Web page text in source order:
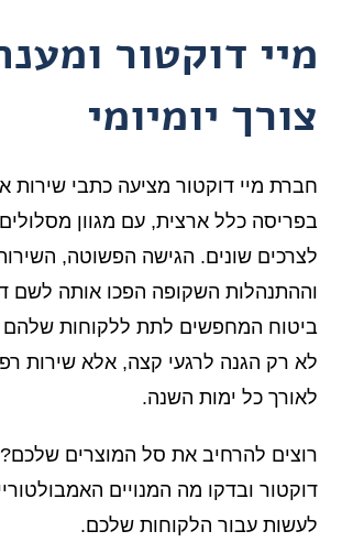
מיי דוקטור
צורך יומיומי
חברת מיי דוקטור מציעה כתבי שירות
בפריסה כלל ארצית, עם מגוון
לצרכים שונים. הגישה הפשוטה,
וההתנהלות השקופה הפכו אותה לשם
ביטוח המחפשים לתת ללקוחות שלהם
לא רק הגנה לרגעי קצה, אלא שירות
לאורך כל ימות השנה.
רוצים להרחיב את סל המוצרים שלכם?
דוקטור ובדקו מה המנויים
לעשות עבור הלקוחות שלכם.